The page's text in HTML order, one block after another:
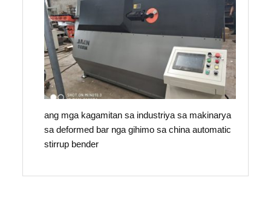
ang mga kagamitan sa industriya sa makinarya
sa deformed bar nga gihimo sa china automatic
stirrup bender